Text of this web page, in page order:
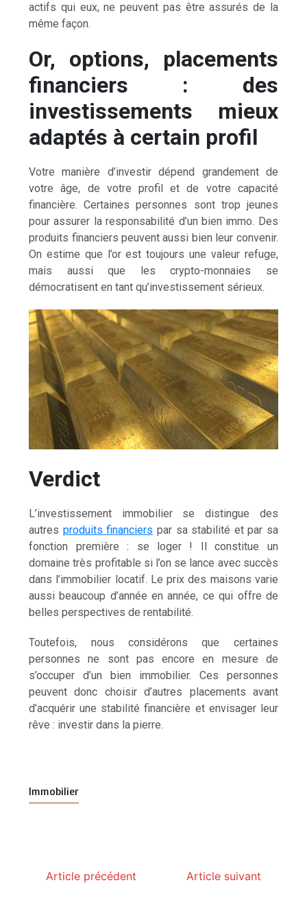
actifs qui eux, ne peuvent pas être assurés de la
même façon.
Or, options, placements
financiers : des
investissements mieux
adaptés à certain profil
Votre manière d’investir dépend grandement de
votre âge, de votre profil et de votre capacité
financière. Certaines personnes sont trop jeunes
pour assurer la responsabilité d’un bien immo. Des
produits financiers peuvent aussi bien leur convenir.
On estime que l’or est toujours une valeur refuge,
mais aussi que les crypto-monnaies se
démocratisent en tant qu’investissement sérieux.
Verdict
L’investissement immobilier se distingue des
autres produits financiers par sa stabilité et par sa
fonction première : se loger ! Il constitue un
domaine très profitable si l’on se lance avec succès
dans l’immobilier locatif. Le prix des maisons varie
aussi beaucoup d’année en année, ce qui offre de
belles perspectives de rentabilité.
Toutefois, nous considérons que certaines
personnes ne sont pas encore en mesure de
s’occuper d’un bien immobilier. Ces personnes
peuvent donc choisir d’autres placements avant
d’acquérir une stabilité financière et envisager leur
rêve : investir dans la pierre.
Immobilier
Article précédent Article suivant